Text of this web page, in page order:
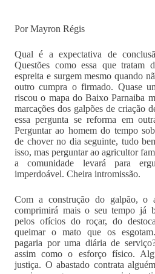
Por Mayron Régis
Qual é a expectativa de
Questões como essa que tratam
espreita e surgem mesmo quando
outro cumpra o firmado. Quase
riscou o mapa do Baixo Parnaiba
marcações dos galpões de criação
essa pergunta se reforma em
Perguntar ao homem do tempo
de chover no dia seguinte, tudo
isso, mas perguntar ao agricultor
a comunidade levará para
imperdoável. Cheira intromissão.
Com a construção do galpão, o
comprimirá mais o seu tempo já
pelos ofícios do roçar, do
queimar o mato que os
pagaria por uma diária de
assim como o esforço físico.
justiça. O abastado contrata